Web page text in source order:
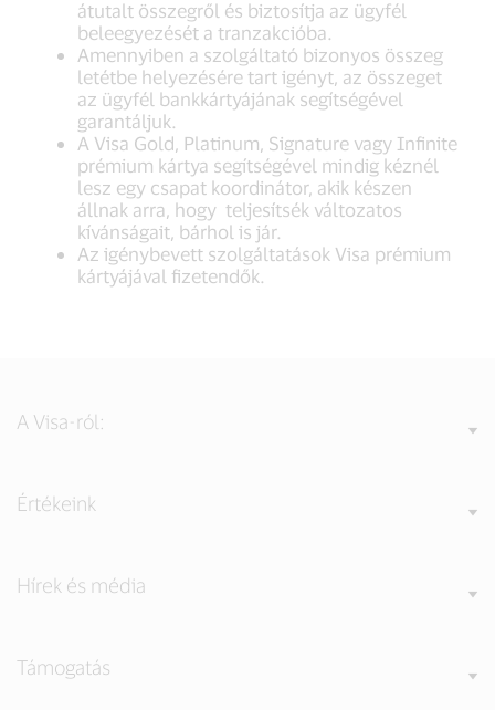
átutalt összegről és biztosítja az ügyfél
beleegyezését a tranzakcióba.
Amennyiben a szolgáltató bizonyos összeg
letétbe helyezésére tart igényt, az összeget
az ügyfél bankkártyájának segítségével
garantáljuk.
A Visa Gold, Platinum, Signature vagy Infinite
prémium kártya segítségével mindig kéznél
lesz egy csapat koordinátor, akik készen
állnak arra, hogy teljesítsék változatos
kívánságait, bárhol is jár.
Az igénybevett szolgáltatások Visa prémium
kártyájával fizetendők.
A Visa-ról:
Értékeink
Hírek és média
Támogatás